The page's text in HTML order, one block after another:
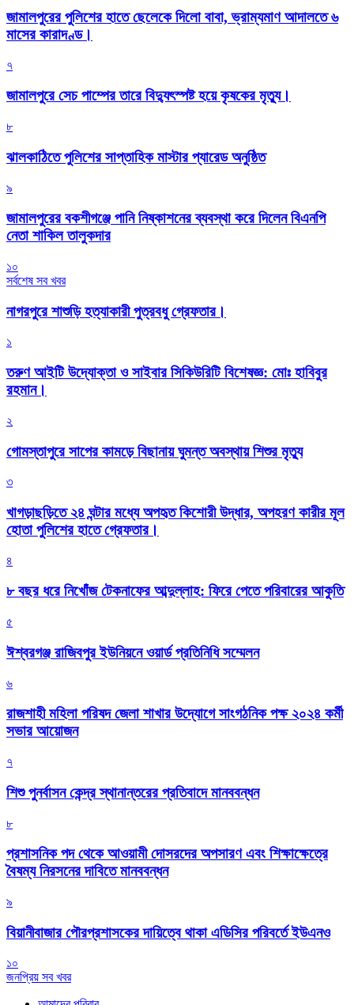
জামালপুরের পুলিশের হাতে ছেলেকে দিলো বাবা, ভ্রাম্যমাণ আদালতে ৬
মাসের কারাদণ্ড।
৭
জামালপুরে সেচ পাম্পের তারে বিদ্যুৎস্পষ্ট হয়ে কৃষকের মৃত্যু।
৮
‎ঝালকাঠিতে পুলিশের সাপ্তাহিক মাস্টার প্যারেড অনুষ্ঠিত
৯
জামালপুরের বকশীগঞ্জে পানি নিষ্কাশনের ব্যবস্থা করে দিলেন বিএনপি
নেতা শাকিল তালুকদার
১০
সর্বশেষ সব খবর
নাগরপুরে শাশুড়ি হত্যাকারী পুত্রবধু গ্রেফতার।
১
তরুণ আইটি উদ্যোক্তা ও সাইবার সিকিউরিটি বিশেষজ্ঞ: মোঃ হাবিবুর
রহমান।
২
গোমস্তাপুরে সাপের কামড়ে বিছানায় ঘুমন্ত অবস্থায় শিশুর মৃত্যু
৩
খাগড়াছড়িতে ২৪ ঘন্টার মধ্যে অপহৃত কিশোরী উদ্ধার, অপহরণ কারীর মূল
হোতা পুলিশের হাতে গ্রেফতার।
৪
৮ বছর ধরে নিখোঁজ টেকনাফের আব্দুল্লাহ: ফিরে পেতে পরিবারের আকুতি
৫
ঈশ্বরগঞ্জ রাজিবপুর ইউনিয়নে ওয়ার্ড প্রতিনিধি সম্মেলন
৬
রাজশাহী মহিলা পরিষদ জেলা শাখার উদ্যোগে সাংগঠনিক পক্ষ ২০২৪ কর্মী
সভার আয়োজন
৭
শিশু পুনর্বাসন কেন্দ্র স্থানান্তরের প্রতিবাদে মানববন্ধন
৮
প্রশাসনিক পদ থেকে আওয়ামী দোসরদের অপসারণ এবং শিক্ষাক্ষেত্রে
বৈষম্য নিরসনের দাবিতে মানববন্ধন
৯
বিয়ানীবাজার পৌরপ্রশাসকের দায়িত্বে থাকা এডিসির পরিবর্তে ইউএনও
১০
জনপ্রিয় সব খবর